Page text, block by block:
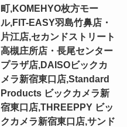
町,KOMEHYO枚方モー
ル,FIT-EASY羽島竹鼻店・
片江店,セカンドストリート
高槻庄所店・長尾センター
プラザ店,DAISOビックカ
メラ新宿東口店,Standard
Products ビックカメラ新
宿東口店,THREEPPY ビッ
クカメラ新宿東口店,サンド